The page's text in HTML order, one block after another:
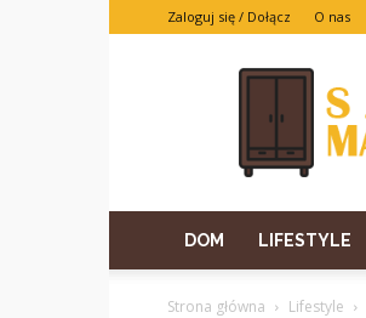
Zaloguj się / Dołącz O nas
DOM LIFESTYLE
Strona główna Lifestyle